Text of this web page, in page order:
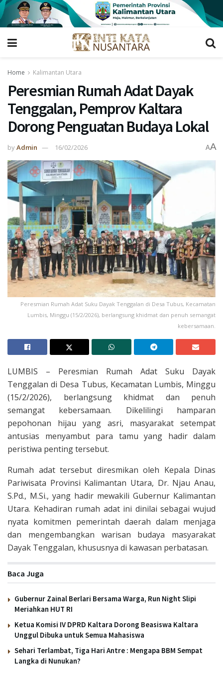
Home Kalimantan Utara
Peresmian Rumah Adat Dayak
Tenggalan, Pemprov Kaltara
Dorong Penguatan Budaya Lokal
byAdmin 16/02/2026 AA
Peresmian Rumah Adat Suku Dayak Tenggalan di Desa Tubus, Kecamatan
Lumbis, Minggu (15/2/2026), berlangsung khidmat dan penuh semangat
kebersamaan.
LUMBIS – Peresmian Rumah Adat Suku Dayak
Tenggalan di Desa Tubus, Kecamatan Lumbis, Minggu
(15/2/2026), berlangsung khidmat dan penuh
semangat kebersamaan. Dikelilingi hamparan
pepohonan hijau yang asri, masyarakat setempat
antusias menyambut para tamu yang hadir dalam
peristiwa penting tersebut.
Rumah adat tersebut diresmikan oleh Kepala Dinas
Pariwisata Provinsi Kalimantan Utara, Dr. Njau Anau,
S.Pd., M.Si., yang hadir mewakili Gubernur Kalimantan
Utara. Kehadiran rumah adat ini dinilai sebagai wujud
nyata komitmen pemerintah daerah dalam menjaga
dan mengembangkan warisan budaya masyarakat
Dayak Tenggalan, khususnya di kawasan perbatasan.
Baca Juga
Gubernur Zainal Berlari Bersama Warga, Run Night Slipi
Meriahkan HUT RI
Ketua Komisi IV DPRD Kaltara Dorong Beasiswa Kaltara
Unggul Dibuka untuk Semua Mahasiswa
Sehari Terlambat, Tiga Hari Antre : Mengapa BBM Sempat
Langka di Nunukan?